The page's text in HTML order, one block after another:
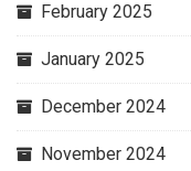
February 2025
January 2025
December 2024
November 2024